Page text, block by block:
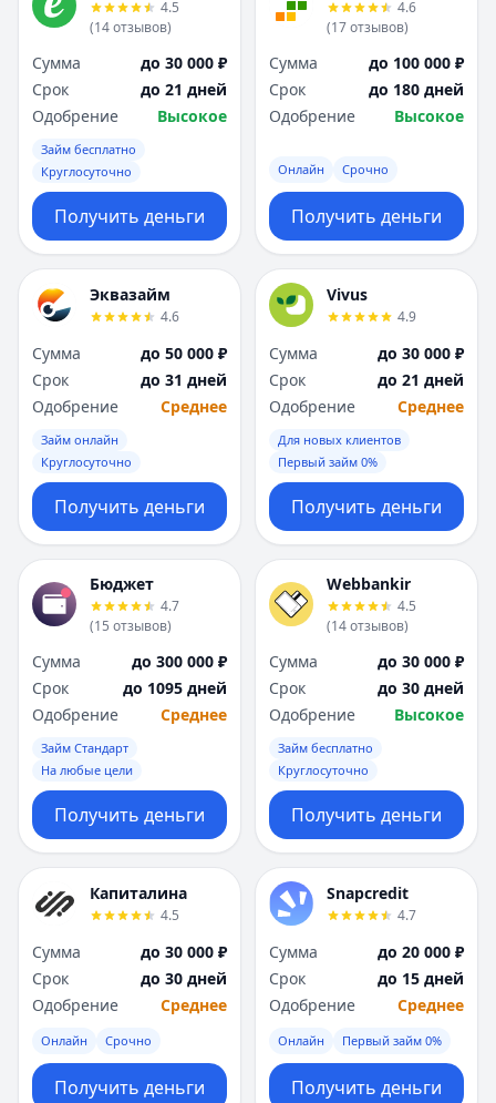
4.5
(14отзывов)
Сумма
до 30 000 ₽
Срок
до 21 дней
Одобрение
Высокое
Займ бесплатно
Круглосуточно
Получить деньги
4.6
(17отзывов)
Сумма
до 100 000 ₽
Срок
до 180 дней
Одобрение
Высокое
Онлайн Срочно
Получить деньги
Эквазайм
4.6
Сумма
до 50 000 ₽
Срок
до 31 дней
Одобрение
Среднее
Займ онлайн
Круглосуточно
Получить деньги
Vivus
4.9
Сумма
до 30 000 ₽
Срок
до 21 дней
Одобрение
Среднее
Для новых клиентов
Первый займ 0%
Получить деньги
Бюджет
4.7
(15 отзывов)
Сумма
до 300 000 ₽
Срок
до 1095 дней
Одобрение
Среднее
Займ Стандарт
На любые цели
Получить деньги
Webbankir
4.5
(14отзывов)
Сумма
до 30 000 ₽
Срок
до 30 дней
Одобрение
Высокое
Займ бесплатно
Круглосуточно
Получить деньги
Капиталина
4.5
Сумма
до 30 000 ₽
Срок
до 30 дней
Одобрение
Среднее
Онлайн Срочно
Получить деньги
Snapcredit
4.7
Сумма
до 20 000 ₽
Срок
до 15 дней
Одобрение
Среднее
Онлайн Первый займ 0%
Получить деньги